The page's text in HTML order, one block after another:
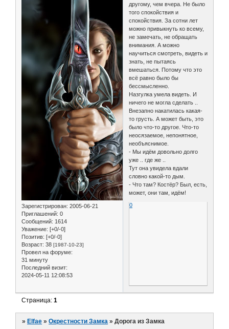
Зарегистрирован: 2005-06-21
Приглашений: 0
Сообщений: 1614
Уважение: [+0/-0]
Позитив: [+0/-0]
Возраст: 38 [1987-10-23]
Провел на форуме:
31 минуту
Последний визит:
2024-05-11 12:08:53
другому, чем вчера. Не было
того спокойствия и
спокойствия. За сотни лет
можно привыкнуть ко всему,
не замечать, не обращать
внимания. А можно
научиться смотреть, видеть и
знать, не пытаясь
вмешаться. Потому что это
всё равно было бы
бессмысленно.
Назгулка умела видеть. И
ничего не могла сделать ..
Внезапно накатилась какая-
то грусть. А может быть, это
было что-то другое. Что-то
неосязаемое, непонятное,
необъяснимое.
- Мы идём довольно долго
уже .. где же ..
Тут она увидела вдали
словно какой-то дым.
- Что там? Костёр? Был, есть,
может, они там, идём!
0
Страница:1
» Elfae »Окрестности Замка »Дорога из Замка